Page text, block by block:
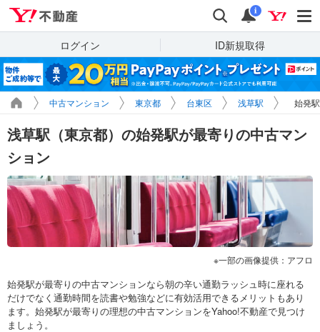
検索 通知
i
ログイン ID新規取得
中古マンション 東京都 台東区 浅草駅 始発
浅草駅（東京都）の始発駅が最寄りの中古マン
ション
一部の画像提供：アフロ
始発駅が最寄りの中古マンションなら朝の辛い通勤ラッシュ時に座れる
だけでなく通勤時間を読書や勉強などに有効活用できるメリットもあり
ます。始発駅が最寄りの理想の中古マンションをYahoo!不動産で見つけ
ましょう。